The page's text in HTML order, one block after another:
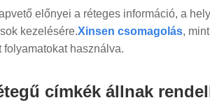
előnyei a réteges információ, a
kezelésére.Xinsen csomagolás,
használva.
címkék állnak